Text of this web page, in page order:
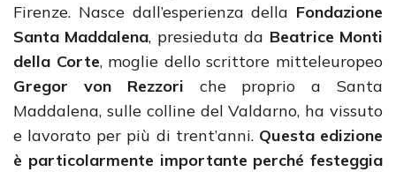
Firenze. Nasce dall’esperienza della Fondazione
Santa Maddalena, presieduta da Beatrice Monti
della Corte, moglie dello scrittore mitteleuropeo
Gregor von Rezzori che proprio a Santa
Maddalena, sulle colline del Valdarno, ha vissuto
e lavorato per più di trent’anni. Questa edizione
è particolarmente importante perché festeggia